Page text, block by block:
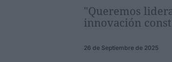
"Queremos
innovación
26 de Septiembre de 2025